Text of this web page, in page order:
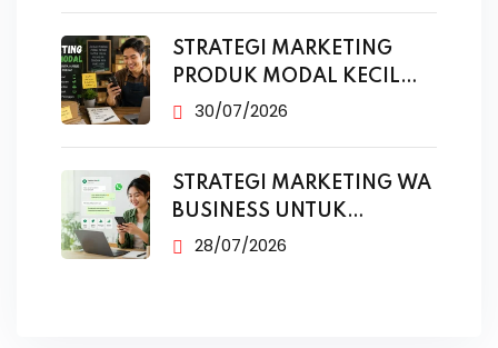
STRATEGI MARKETING
PRODUK MODAL KECIL
TANPA IKLAN
30/07/2026
STRATEGI MARKETING WA
BUSINESS UNTUK
PENJUALAN
28/07/2026